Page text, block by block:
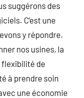
suggérons des
C’est une
y répondre.
nos usines, la
flexibilité de
à prendre soin
une économie